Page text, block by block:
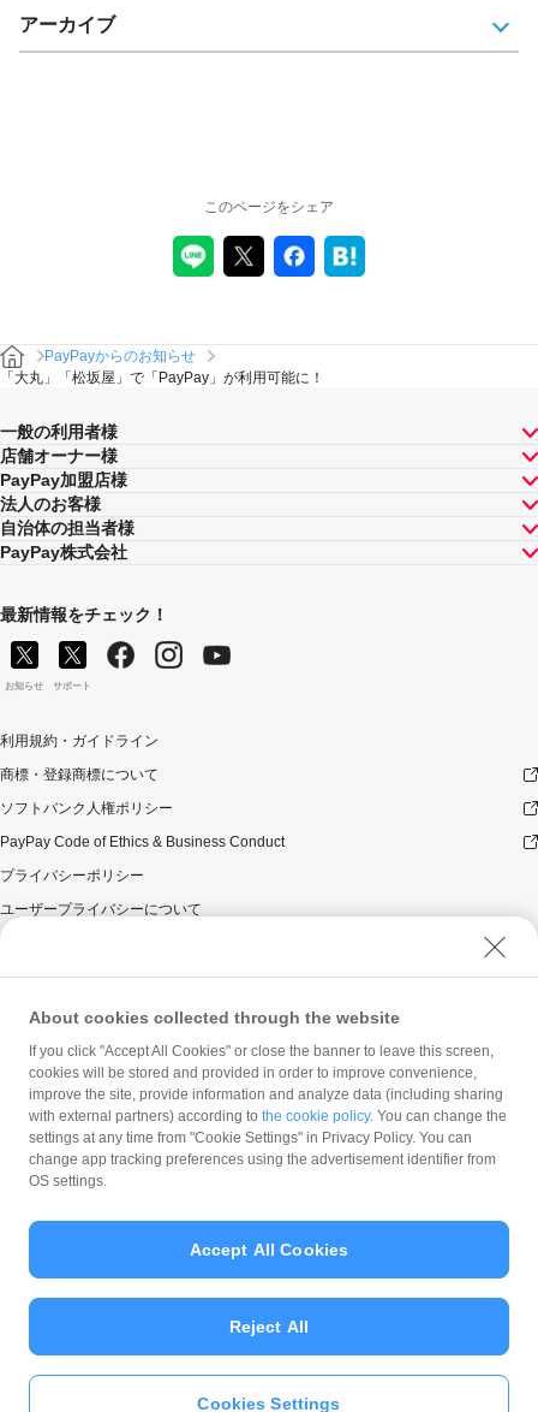
アーカイブ
このページをシェア
PayPayからのお知らせ
「大丸」「松坂屋」で「PayPay」が利用可能に！
一般の利用者様
店舗オーナー様
PayPay加盟店様
法人のお客様
自治体の担当者様
PayPay株式会社
最新情報をチェック！
お知らせ サポート
利用規約・ガイドライン
商標・登録商標について
ソフトバンク人権ポリシー
PayPay Code of Ethics & Business Conduct
プライバシーポリシー
ユーザープライバシーについて
ウェブサイト利用規約
反社会的勢力に対する方針
勧誘方針
マネロン等基本方針
カスタマーハラスメントに関する当社の考え方
© PayPay Corporation
About cookies collected through the website
If you click "Accept All Cookies" or close the banner to leave this screen,
cookies will be stored and provided in order to improve convenience,
improve the site, provide information and analyze data (including sharing
with external partners) according to the cookie policy. You can change the
settings at any time from "Cookie Settings" in Privacy Policy. You can
change app tracking preferences using the advertisement identifier from
OS settings.
Cookies Settings
Reject All
Accept All Cookies